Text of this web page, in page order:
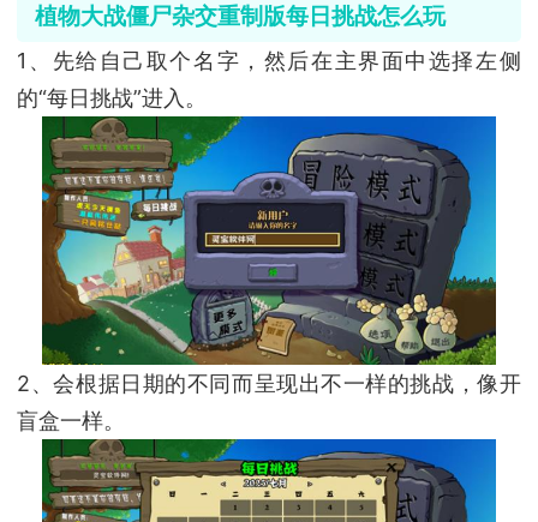
植物大战僵尸杂交重制版每日挑战怎么玩
1、先给自己取个名字，然后在主界面中选择左侧
的“每日挑战”进入。
2、会根据日期的不同而呈现出不一样的挑战，像开
盲盒一样。